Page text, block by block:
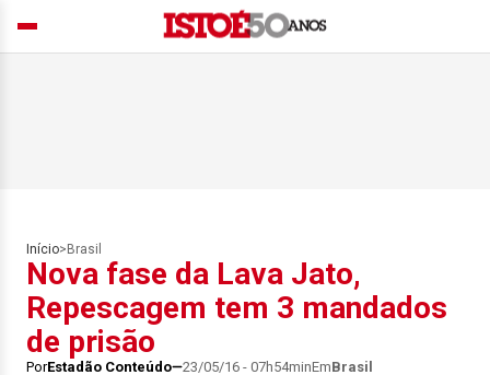
Início> Brasil
Nova fase da Lava Jato,
Repescagem tem 3 mandados
de prisão
PorEstadão Conteúdo 23/05/16 - 07h54minEmBrasil